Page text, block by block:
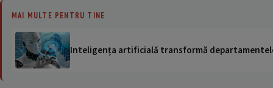
MAI MULTE PENTRU TINE
Inteligența artificială transformă